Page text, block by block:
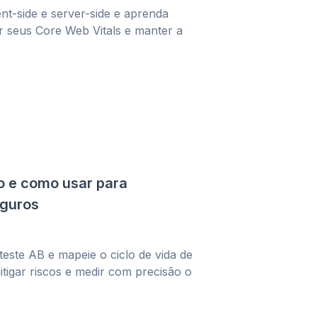
side e server-side e aprenda
Core Web Vitals e manter a
e como usar para
AB e mapeie o ciclo de vida de
riscos e medir com precisão o